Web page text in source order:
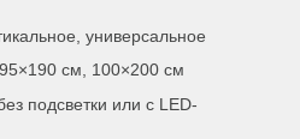
универсальное
см, 100×200 см
подсветки или с LED-